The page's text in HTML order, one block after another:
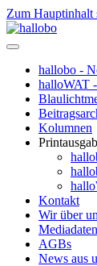
Zum Hauptinhalt
hallobo -
halloWAT
Kolumnen
Kontakt
Wir über
AGBs
News aus